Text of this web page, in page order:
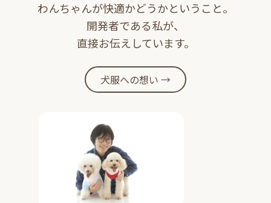
わんちゃんが快適かどうかということ。
開発者である私が、
直接お伝えしています。
犬服への想い →